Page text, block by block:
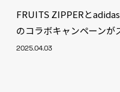
FRUITS ZIPPERとadidas
のコラボキャンペーンが
2025.04.03